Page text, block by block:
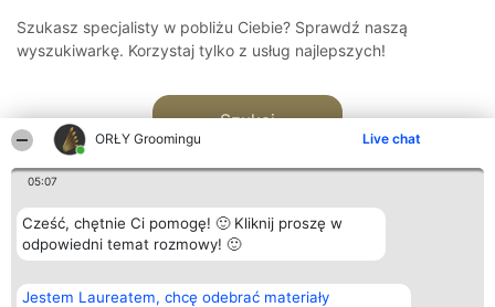
ORŁY Groomingu Live chat
05:07
Cześć, chętnie Ci pomogę! 🙂 Kliknij proszę w
odpowiedni temat rozmowy! 🙂
Jestem Laureatem, chcę odebrać materiały
Szukasz specjalisty w pobliżu Ciebie? Sprawdź naszą
wyszukiwarkę. Korzystaj tylko z usług najlepszych!
Szukaj
Organizator plebiscytu
Bright Side Solutions sp. z o.
Plebiscyt
Laureaci
Kontakt
Kontakt